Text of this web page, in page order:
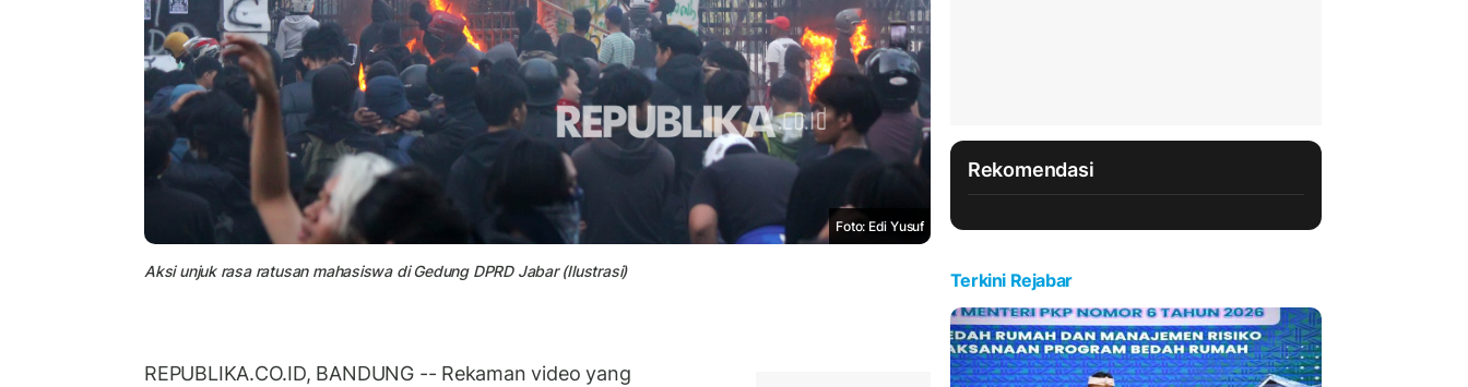
Foto: Edi Yusuf
Aksi unjuk rasa ratusan mahasiswa di Gedung DPRD Jabar (Ilustrasi)
REPUBLIKA.CO.ID, BANDUNG -- Rekaman video yang
Rekomendasi
Terkini Rejabar